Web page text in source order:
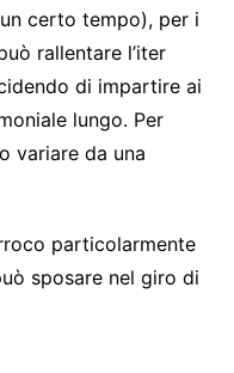
certo tempo), per i
rallentare l’iter
di impartire ai
lungo. Per
variare da una
particolarmente
sposare nel giro di